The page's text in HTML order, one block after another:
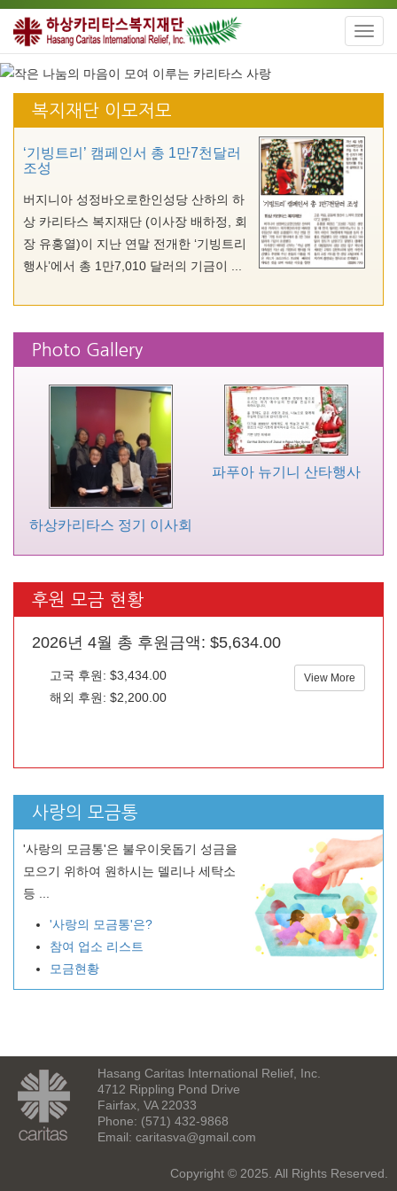
복지재단 이모저모
‘기빙트리’ 캠페인서 총 1만7천달러
조성
버지니아 성정바오로한인성당 산하의 하
상 카리타스 복지재단 (이사장 배하정, 회
장 유홍열)이 지난 연말 전개한 ‘기빙트리
행사’에서 총 1만7,010 달러의 기금이 ...
Photo Gallery
하상카리타스 정기 이사회
파푸아 뉴기니 산타행사
후원 모금 현황
2026년 4월 총 후원금액: $5,634.00
고국 후원: $3,434.00
해외 후원: $2,200.00
View More
사랑의 모금통
'사랑의 모금통'은 불우이웃돕기 성금을
모으기 위하여 원하시는 델리나 세탁소
등 ...
'사랑의 모금통'은?
참여 업소 리스트
모금현황
Hasang Caritas International Relief, Inc.
4712 Rippling Pond Drive
Fairfax, VA 22033
Phone: (571) 432-9868
Email: caritasva@gmail.com
Copyright © 2025. All Rights Reserved.